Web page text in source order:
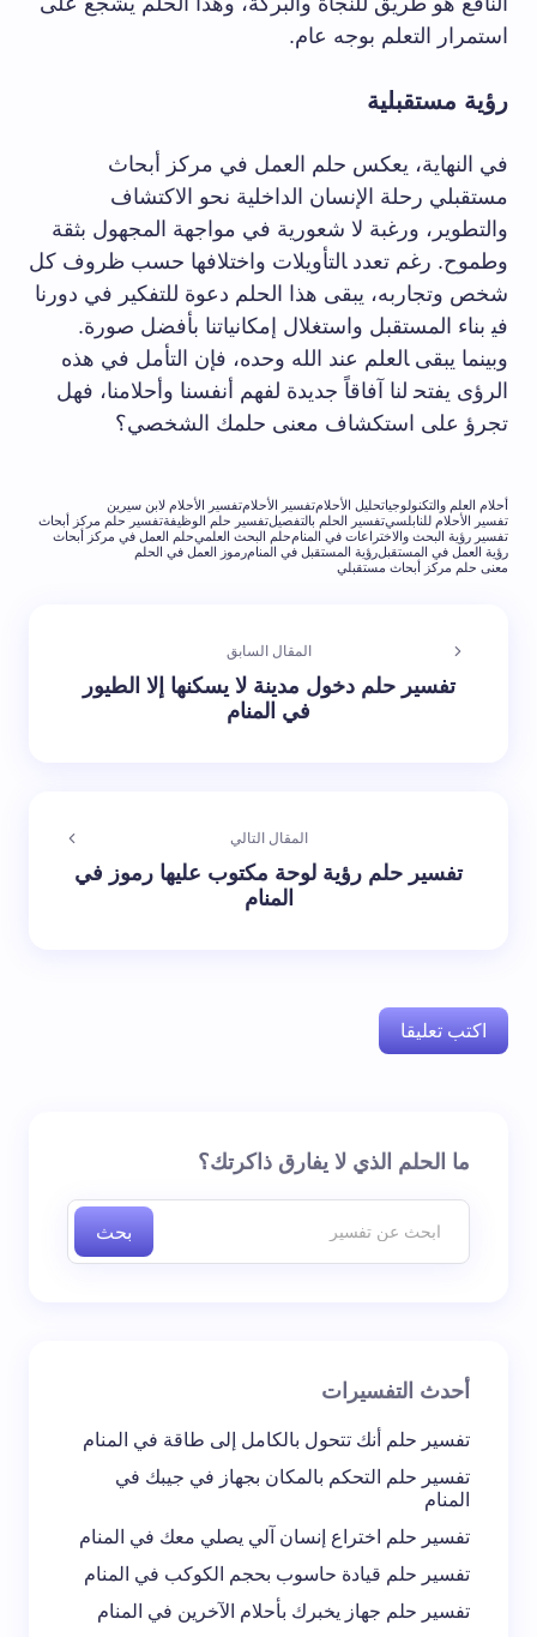
استمرار​ التعلم بوجه عام.
رؤية مستقبلية
في النهاية، يعكس حلم⁢ العمل في مركز أبحاث
مستقبلي رحلة الإنسان الداخلية نحو الاكتشاف
والتطوير، ورغبة لا شعورية في مواجهة المجهول بثقة
وطموح. رغم تعدد ‍التأويلات واختلافها⁤ حسب ظروف كل
شخص وتجاربه،⁢ يبقى هذا الحلم‌ دعوة للتفكير في‌ دورنا
في‍ بناء ⁢المستقبل واستغلال إمكانياتنا ⁣بأفضل صورة.
وبينما يبقى ‍العلم عند الله⁤ وحده، فإن التأمل في هذه
الرؤى يفتح‍ لنا آفاقاً جديدة لفهم أنفسنا وأحلامنا، فهل
تجرؤ‍ على استكشاف معنى ⁤حلمك الشخصي؟
أحلام العلم والتكنولوجياتحليل الأحلامتفسير الأحلامتفسير الأحلام لابن سيرين
تفسير الأحلام للنابلسيتفسير الحلم بالتفصيلتفسير حلم الوظيفةتفسير حلم مركز أبحاث
تفسير رؤية البحث والاختراعات في المنامحلم البحث العلميحلم العمل في مركز أبحاث
رؤية العمل في المستقبلرؤية المستقبل في المنامرموز العمل في الحلم
معنى حلم مركز أبحاث مستقبلي
المقال السابق
تفسير حلم دخول مدينة لا يسكنها إلا الطيور
في المنام
المقال التالي
تفسير حلم رؤية لوحة مكتوب عليها رموز في
المنام
اكتب تعليقا
لن يتم نشر عنوان بريدك الإلكتروني. الحقول الإلزامية مشار
احفظ اسمي والبريد الإلكتروني في هذا المتصفح
لاستخدامه في المرة المقبلة في تعليقي.
ما الحلم الذي لا يفارق ذاكرتك؟
بحث
أحدث التفسيرات
تفسير حلم أنك تتحول بالكامل إلى طاقة في المنام
تفسير حلم التحكم بالمكان بجهاز في جيبك في
المنام
تفسير حلم اختراع إنسان آلي يصلي معك في المنام
تفسير حلم قيادة حاسوب بحجم الكوكب في المنام
تفسير حلم جهاز يخبرك بأحلام الآخرين في المنام